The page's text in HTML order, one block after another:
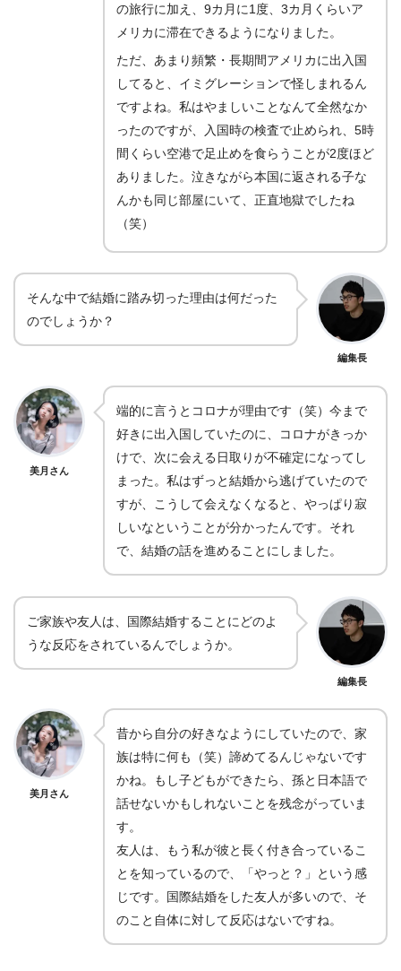
の旅行に加え、9カ月に1度、3カ月くらいア
メリカに滞在できるようになりました。
ただ、あまり頻繁・長期間アメリカに出入国
してると、イミグレーションで怪しまれるん
ですよね。私はやましいことなんて全然なか
ったのですが、入国時の検査で止められ、5時
間くらい空港で足止めを食らうことが2度ほど
ありました。泣きながら本国に返される子な
んかも同じ部屋にいて、正直地獄でしたね
（笑）
そんな中で結婚に踏み切った理由は何だった
のでしょうか？
編集長
美月さん
端的に言うとコロナが理由です（笑）今まで
好きに出入国していたのに、コロナがきっか
けで、次に会える日取りが不確定になってし
まった。私はずっと結婚から逃げていたので
すが、こうして会えなくなると、やっぱり寂
しいなということが分かったんです。それ
で、結婚の話を進めることにしました。
ご家族や友人は、国際結婚することにどのよ
うな反応をされているんでしょうか。
編集長
美月さん
昔から自分の好きなようにしていたので、家
族は特に何も（笑）諦めてるんじゃないです
かね。もし子どもができたら、孫と日本語で
話せないかもしれないことを残念がっていま
す。
友人は、もう私が彼と長く付き合っているこ
とを知っているので、「やっと？」という感
じです。国際結婚をした友人が多いので、そ
のこと自体に対して反応はないですね。